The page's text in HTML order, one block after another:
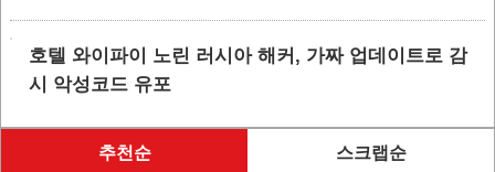
호텔 와이파이 노린 러시아 해커, 가짜 업데이트로 감
시 악성코드 유포
추천순 스크랩순